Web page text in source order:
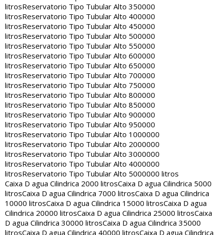
litrosReservatorio Tipo Tubular Alto 350000
litrosReservatorio Tipo Tubular Alto 400000
litrosReservatorio Tipo Tubular Alto 450000
litrosReservatorio Tipo Tubular Alto 500000
litrosReservatorio Tipo Tubular Alto 550000
litrosReservatorio Tipo Tubular Alto 600000
litrosReservatorio Tipo Tubular Alto 650000
litrosReservatorio Tipo Tubular Alto 700000
litrosReservatorio Tipo Tubular Alto 750000
litrosReservatorio Tipo Tubular Alto 800000
litrosReservatorio Tipo Tubular Alto 850000
litrosReservatorio Tipo Tubular Alto 900000
litrosReservatorio Tipo Tubular Alto 950000
litrosReservatorio Tipo Tubular Alto 1000000
litrosReservatorio Tipo Tubular Alto 2000000
litrosReservatorio Tipo Tubular Alto 3000000
litrosReservatorio Tipo Tubular Alto 4000000
litrosReservatorio Tipo Tubular Alto 5000000 litros
Caixa D agua Cilindrica 2000 litrosCaixa D agua Cilindrica 5000
litrosCaixa D agua Cilindrica 7000 litrosCaixa D agua Cilindrica
10000 litrosCaixa D agua Cilindrica 15000 litrosCaixa D agua
Cilindrica 20000 litrosCaixa D agua Cilindrica 25000 litrosCaixa
D agua Cilindrica 30000 litrosCaixa D agua Cilindrica 35000
litrosCaixa D agua Cilindrica 40000 litrosCaixa D agua Cilindrica